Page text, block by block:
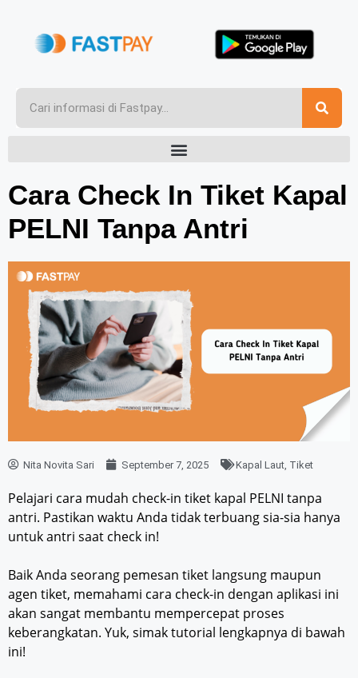
Cara Check In Tiket Kapal
PELNI Tanpa Antri
Nita Novita Sari September 7, 2025 Kapal Laut Tiket
Pelajari cara mudah check-in tiket kapal PELNI tanpa
antri. Pastikan waktu Anda tidak terbuang sia-sia hanya
untuk antri saat check in!
Baik Anda seorang pemesan tiket langsung maupun
agen tiket, memahami cara check-in dengan aplikasi ini
akan sangat membantu mempercepat proses
keberangkatan. Yuk, simak tutorial lengkapnya di bawah
ini!